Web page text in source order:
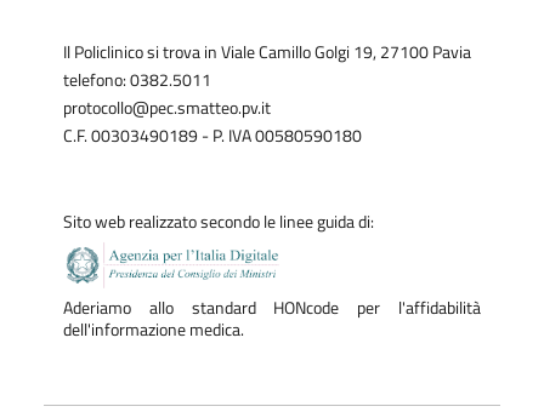
Il Policlinico si trova in Viale Camillo Golgi 19, 27100 Pavia
telefono: 0382.5011
protocollo@pec.smatteo.pv.it
C.F. 00303490189 - P. IVA 00580590180
Sito web realizzato secondo le linee guida di:
Aderiamo allo standard HONcode per l'affidabilità
dell'informazione medica.